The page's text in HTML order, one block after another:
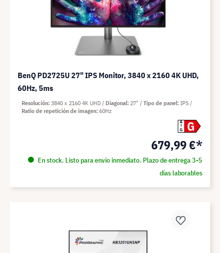
BenQ PD2725U 27" IPS Monitor, 3840 x 2160 4K UHD,
60Hz, 5ms
A
G
G
679,99 €*
En stock. Listo para envío inmediato. Plazo de entrega 3-5
días laborables
Resolución 3840 x 2160 4K UHD Diagonal 27" Tipo de panel IPS
Ratio de repetición de imagen 60Hz